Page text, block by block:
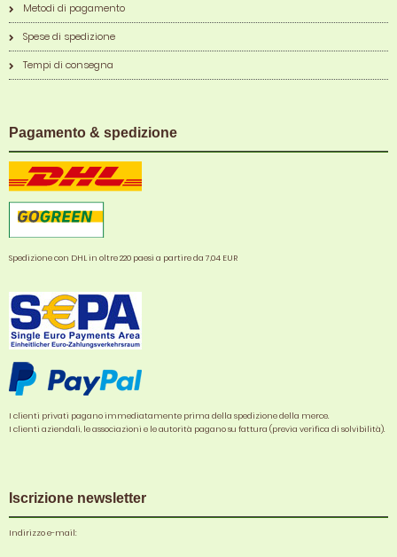
Metodi di pagamento
Spese di spedizione
Tempi di consegna
Pagamento & spedizione
Spedizione con DHL in oltre 220 paesi a partire da 7,04 EUR
I clienti privati pagano immediatamente prima della spedizione della merce.
I clienti aziendali, le associazioni e le autorità pagano su fattura (previa verifica di solvibilità).
Iscrizione newsletter
Indirizzo e-mail: